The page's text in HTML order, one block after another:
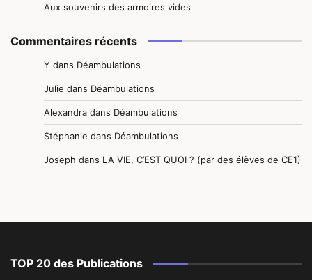
Aux souvenirs des armoires vides
Commentaires récents
Y dans Déambulations
Julie dans Déambulations
Alexandra dans Déambulations
Stéphanie dans Déambulations
Joseph dans LA VIE, C’EST QUOI ? (par des élèves de CE1)
TOP 20 des Publications